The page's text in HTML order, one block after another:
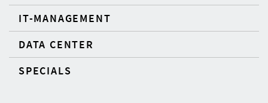
IT-MANAGEMENT
DATA CENTER
SPECIALS